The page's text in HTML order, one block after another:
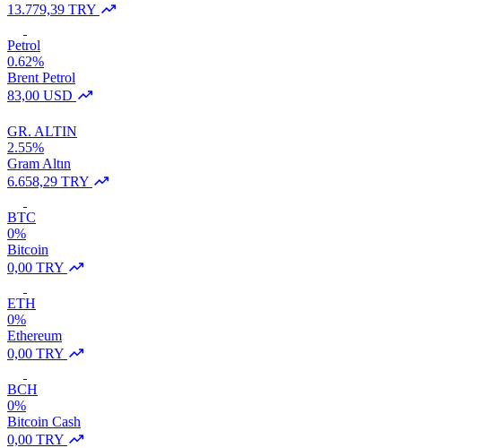
13.779,39 TRY
Petrol
0.62%
Brent Petrol
83,00 USD
GR. ALTIN
2.55%
Gram Altın
6.658,29 TRY
BTC
0%
Bitcoin
0,00 TRY
ETH
0%
Ethereum
0,00 TRY
BCH
0%
Bitcoin Cash
0,00 TRY